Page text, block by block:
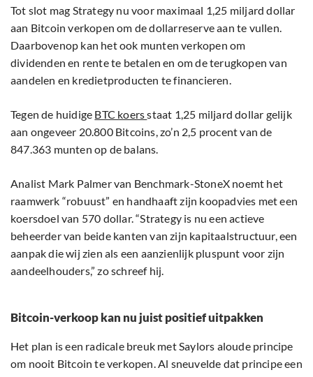
Tot slot mag Strategy nu voor maximaal 1,25 miljard dollar
aan Bitcoin verkopen om de dollarreserve aan te vullen.
Daarbovenop kan het ook munten verkopen om
dividenden en rente te betalen en om de terugkopen van
aandelen en kredietproducten te financieren.
Tegen de huidige BTC koersstaat 1,25 miljard dollar gelijk
aan ongeveer 20.800 Bitcoins, zo’n 2,5 procent van de
847.363 munten op de balans.
Analist Mark Palmer van Benchmark-StoneX noemt het
raamwerk “robuust” en handhaaft zijn koopadvies met een
koersdoel van 570 dollar. “Strategy is nu een actieve
beheerder van beide kanten van zijn kapitaalstructuur, een
aanpak die wij zien als een aanzienlijk pluspunt voor zijn
aandeelhouders,” zo schreef hij.
Bitcoin-verkoop kan nu juist positief uitpakken
Het plan is een radicale breuk met Saylors aloude principe
om nooit Bitcoin te verkopen. Al sneuvelde dat principe een